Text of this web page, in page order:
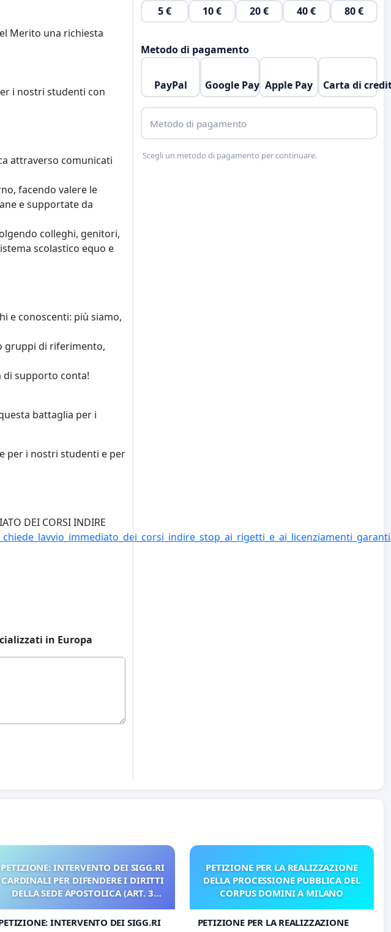
Merito una richiesta
i nostri studenti con
attraverso comunicati
facendo valere le
e supportate da
colleghi, genitori,
scolastico equo e
e conoscenti: più siamo,
gruppi di riferimento,
di supporto conta!
battaglia per i
per i nostri studenti e per
DEI CORSI INDIRE
in Europa
5 €
10 € 20 € 40 € 80 €
Metodo di pagamento
PayPal Google Pay Apple Pay Carta di
Metodo di pagamento
Scegli un metodo di pagamento per continuare.
PETIZIONE: INTERVENTO DEI SIGG.RI
CARDINALI PER DIFENDERE I DIRITTI
DELLA SEDE APOSTOLICA (ART. 3
INTERVENTO DEI SIGG.RI
PETIZIONE PER LA REALIZZAZIONE
DELLA PROCESSIONE PUBBLICA DEL
CORPUS DOMINI A MILANO
PETIZIONE PER LA REALIZZAZIONE